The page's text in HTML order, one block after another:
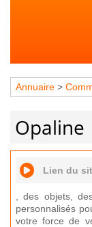
Annuaire >
Opaline
Lien du
, des objets,
personnalisés
votre force de